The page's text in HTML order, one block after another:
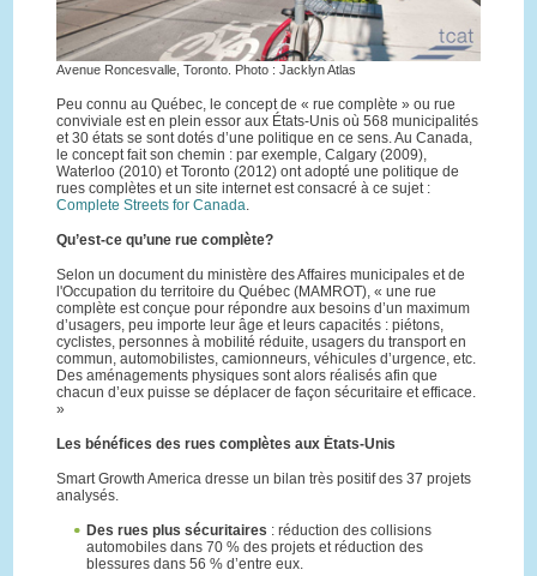
Avenue Roncesvalle, Toronto. Photo : Jacklyn Atlas
Peu connu au Québec, le concept de « rue complète » ou rue
conviviale est en plein essor aux États-Unis où 568 municipalités
et 30 états se sont dotés d’une politique en ce sens. Au Canada,
le concept fait son chemin : par exemple, Calgary (2009),
Waterloo (2010) et Toronto (2012) ont adopté une politique de
rues complètes et un site internet est consacré à ce sujet :
Complete Streets for Canada
Qu’est-ce qu’une rue complète?
Selon un document du ministère des Affaires municipales et de
l'Occupation du territoire du Québec (MAMROT), « une rue
complète est conçue pour répondre aux besoins d’un maximum
d’usagers, peu importe leur âge et leurs capacités : piétons,
cyclistes, personnes à mobilité réduite, usagers du transport en
commun, automobilistes, camionneurs, véhicules d’urgence, etc.
Des aménagements physiques sont alors réalisés afin que
chacun d’eux puisse se déplacer de façon sécuritaire et efficace.
»
Les bénéfices des rues complètes aux États-Unis
Smart Growth America dresse un bilan très positif des 37 projets
analysés.
Des rues plus sécuritaires : réduction des collisions
automobiles dans 70 % des projets et réduction des
blessures dans 56 % d’entre eux.